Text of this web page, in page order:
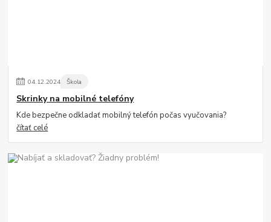
04.12.2024 Škola
Skrinky na mobilné telefóny
Kde bezpečne odkladať mobilný telefón počas vyučovania?
čítať celé